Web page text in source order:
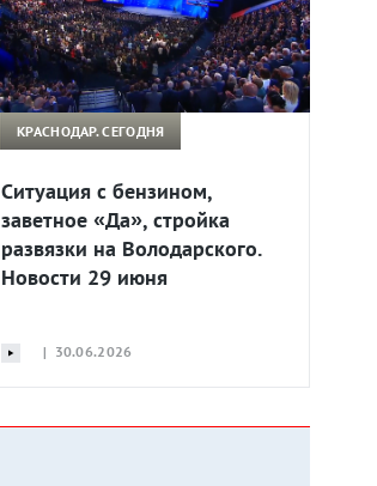
КРАСНОДАР. СЕГОДНЯ
Ситуация с бензином,
заветное «Да», стройка
развязки на Володарского.
Новости 29 июня
| 30.06.2026